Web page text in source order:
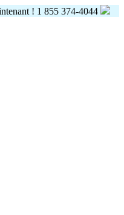
! 1 855 374-4044